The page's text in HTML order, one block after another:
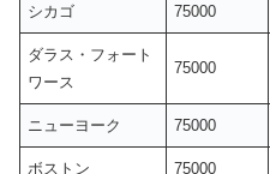
シカゴ 75000
ダラス・フォート
ワース
75000
ニューヨーク 75000
ボストン 75000